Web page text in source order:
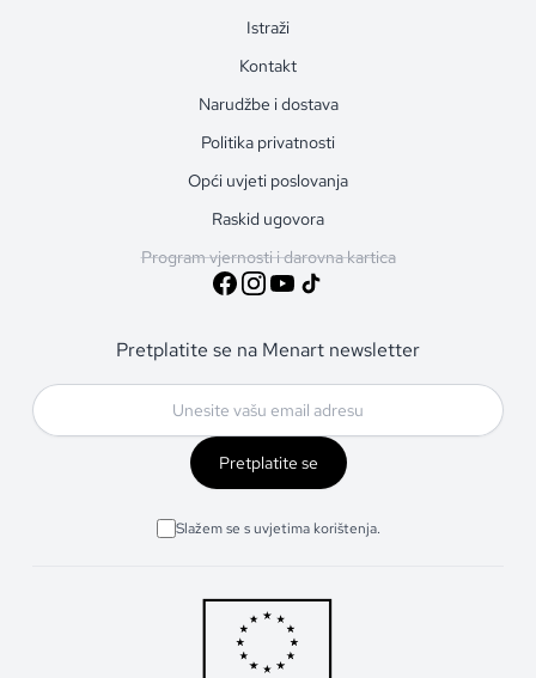
Istraži
Kontakt
Narudžbe i dostava
Politika privatnosti
Opći uvjeti poslovanja
Raskid ugovora
Program vjernosti i darovna kartica
Pretplatite se na Menart newsletter
Pretplatite se
Slažem se s uvjetima korištenja.